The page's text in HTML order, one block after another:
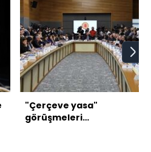
"Çerçeve yasa"
görüşmeleri